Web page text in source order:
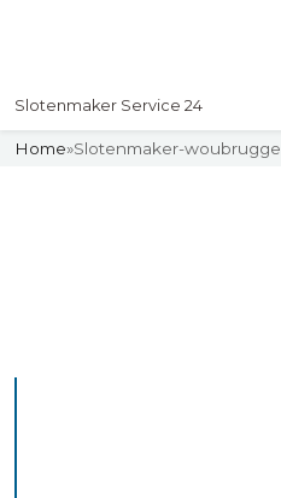
Slotenmaker Service 24
Home»Slotenmaker-woubrugge